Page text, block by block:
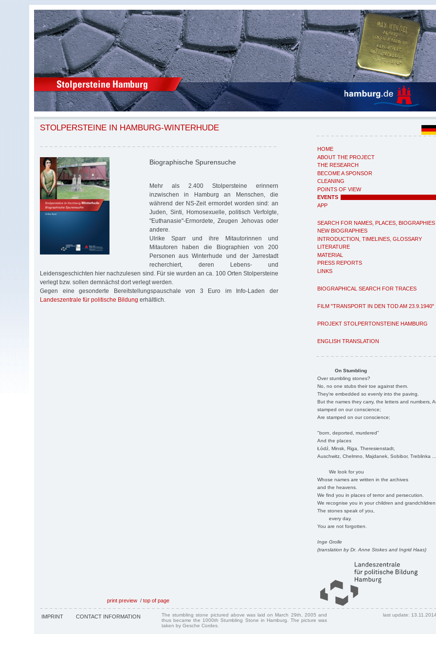
HOME
ABOUT THE PROJECT
THE RESEARCH
BECOME A SPONSOR
CLEANING
POINTS OF VIEW
EVENTS
APP
SEARCH FOR NAMES, PLACES, BIOGRAPHIES
NEW BIOGRAPHIES
INTRODUCTION, TIMELINES, GLOSSARY
LITERATURE
MATERIAL
PRESS REPORTS
LINKS
BIOGRAPHICAL SEARCH FOR TRACES
FILM "TRANSPORT IN DEN TOD AM 23.9.1940"
PROJEKT STOLPERTONSTEINE HAMBURG
ENGLISH TRANSLATION
On Stumbling
Over stumbling stones?
No, no one stubs their toe against them.
They're embedded so evenly into the paving.
But the names they carry, the letters and numbers,
stamped on our conscience;
Are stamped on our conscience;
"born, deported, murdered"
And the places
Łódź, Minsk, Riga, Theresienstadt,
Auschwitz, Chelmno, Majdanek, Sobibor, Treblinka
We look for you
Whose names are written in the archives
and the heavens.
We find you in places of terror and persecution.
We recognise you in your children and
The stones speak of you,
every day.
You are not forgotten.
Inge Grolle
(translation by Dr. Anne Stokes and Ingrid Haas)
STOLPERSTEINE IN HAMBURG-WINTERHUDE
Biographische Spurensuche
Mehr als 2.400 Stolpersteine erinnern
inzwischen in Hamburg an Menschen, die
während der NS-Zeit ermordet worden sind: an
Juden, Sinti, Homosexuelle, politisch Verfolgte,
"Euthanasie"-Ermordete, Zeugen Jehovas oder
andere.
Ulrike Sparr und ihre Mitautorinnen und
Mitautoren haben die Biographien von 200
Personen aus Winterhude und der Jarrestadt
recherchiert, deren Lebens- und
Leidensgeschichten hier nachzulesen sind. Für sie wurden an ca. 100 Orten Stolpersteine
verlegt bzw. sollen demnächst dort verlegt werden.
Gegen eine gesonderte Bereitstellungspauschale von 3 Euro im Info-Laden der
Landeszentrale für politische Bildung erhältlich.
print preview / top of page
IMPRINT CONTACT INFORMATION
The stumbling stone pictured above was laid on March 29th, 2005 and
thus became the 1000th Stumbling Stone in Hamburg. The picture was
taken by Gesche Cordes.
last update: